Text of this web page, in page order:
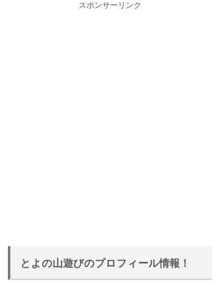
スポンサーリンク
とよの山遊びのプロフィール情報！